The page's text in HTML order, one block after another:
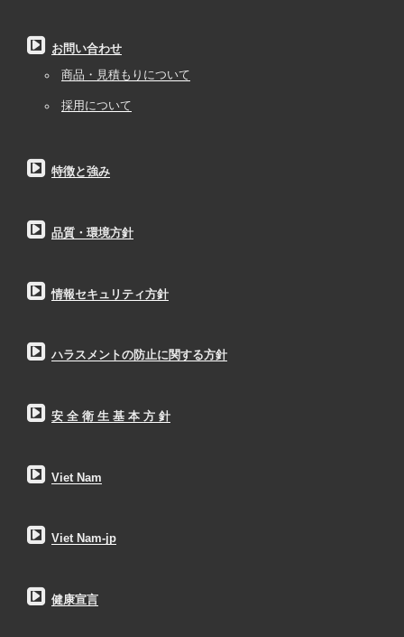
お問い合わせ
商品・見積もりについて
採用について
特徴と強み
品質・環境方針
情報セキュリティ方針
ハラスメントの防止に関する方針
安 全 衛 生 基 本 方 針
Viet Nam
Viet Nam-jp
健康宣言